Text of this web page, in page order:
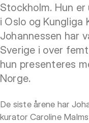
Stockholm. Hun
i Oslo og Kungliga
Johannessen har
Sverige i over
hun presenteres
Norge.
De siste årene har
kurator Caroline